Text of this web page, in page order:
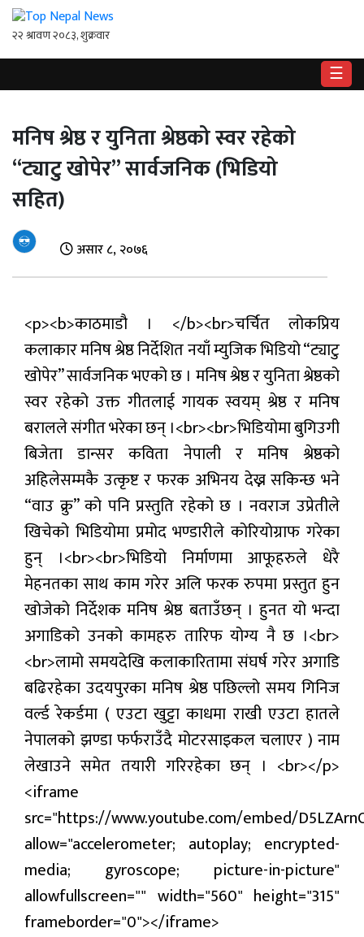
☰
गृहपृष्ठ
राष्ट्रिय
राजनीति
अर्थ
खेलकुद
बिचार
अन्तर्वाता
प्रबास
स्वास्थ्य
English
मनिष श्रेष्ठ र युनिता श्रेष्ठको स्वर रहेको
“ट्याटु खोपेर” सार्वजनिक (भिडियो
सहित)
असार ८, २०७६
<p><b>काठमाडौ । </b><br>चर्चित लोकप्रिय
कलाकार मनिष श्रेष्ठ निर्देशित नयाँ म्युजिक भिडियो “ट्याटु
खोपेर” सार्वजनिक भएको छ । मनिष श्रेष्ठ र युनिता श्रेष्ठको
स्वर रहेको उक्त गीतलाई गायक स्वयम् श्रेष्ठ र मनिष
बरालले संगीत भरेका छन् ।<br><br>भिडियोमा बुगिउगी
बिजेता डान्सर कविता नेपाली र मनिष श्रेष्ठको
अहिलेसम्मकै उत्कृष्ट र फरक अभिनय देख्न सकिन्छ भने
“वाउ क्रु” को पनि प्रस्तुति रहेको छ । नवराज उप्रेतीले
खिचेको भिडियोमा प्रमोद भण्डारीले कोरियोग्राफ गरेका
हुन् ।<br><br>भिडियो निर्माणमा आफूहरुले धेरै
मेहनतका साथ काम गरेर अलि फरक रुपमा प्रस्तुत हुन
खोजेको निर्देशक मनिष श्रेष्ठ बताउँछन् । हुनत यो भन्दा
अगाडिको उनको कामहरु तारिफ योग्य नै छ ।<br>
<br>लामो समयदेखि कलाकारितामा संघर्ष गरेर अगाडि
बढिरहेका उदयपुरका मनिष श्रेष्ठ पछिल्लो समय गिनिज
वर्ल्ड रेकर्डमा ( एउटा खुट्टा काधमा राखी एउटा हातले
नेपालको झण्डा फर्फराउँदै मोटरसाइकल चलाएर ) नाम
लेखाउने समेत तयारी गरिरहेका छन् । <br></p>
<iframe
src="https://www.youtube.com/embed/
allow="accelerometer; autoplay; encrypted-
media; gyroscope; picture-in-picture"
allowfullscreen="" width="560" height="315"
frameborder="0"></iframe>